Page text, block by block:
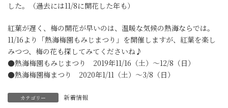
した。（過去には11/8に開花した年も）
紅葉が遅く、梅の開花が早いのは、温暖な気候の熱海ならでは。
11/16より「熱海梅園もみじまつり」を開催しますが、紅葉を楽し
みつつ、梅の花も探してみてくださいね♪
●熱海梅園もみじまつり 2019年11/16（土）～12/8（日）
●熱海梅園梅まつり 2020年1/11（土）～3/8（日）
カテゴリー 新着情報